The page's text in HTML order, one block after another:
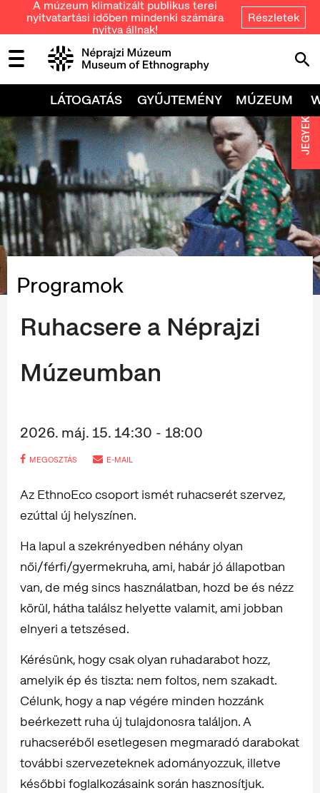
A múzeum klimatizált publikus terei
nyitvatartási időben mindenki számára
nyitva állnak!
Részletek
LÁTOGATÁS GYŰJTEMÉNY MÚZEUM
Programok
Ruhacsere a Néprajzi
Múzeumban
2026. máj. 15. 14:30 - 18:00
MEGOSZTÁS E-MAIL
Az EthnoEco csoport ismét ruhacserét szervez,
ezúttal új helyszínen.
Ha lapul a szekrényedben néhány olyan
női/férfi/gyermekruha, ami, habár jó állapotban
van, de még sincs használatban, hozd be és nézz
körül, hátha találsz helyette valamit, ami jobban
elnyeri a tetszésed.
Kérésünk, hogy csak olyan ruhadarabot hozz,
amelyik ép és tiszta: nem foltos, nem szakadt.
Célunk, hogy a nap végére minden hozzánk
beérkezett ruha új tulajdonosra találjon. A
ruhacseréből esetlegesen megmaradó darabokat
további szervezeteknek adományozzuk, illetve
későbbi foglalkozásaink során hasznosítjuk.
JEGYEK